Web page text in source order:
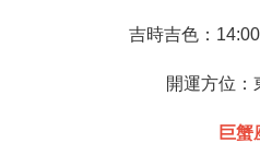
吉時吉色：
開運方位：
巨蟹